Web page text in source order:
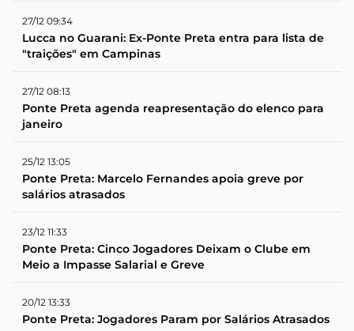
27/12 09:34
Lucca no Guarani: Ex-Ponte Preta entra para lista de
"traições" em Campinas
27/12 08:13
Ponte Preta agenda reapresentação do elenco para
janeiro
25/12 13:05
Ponte Preta: Marcelo Fernandes apoia greve por
salários atrasados
23/12 11:33
Ponte Preta: Cinco Jogadores Deixam o Clube em
Meio a Impasse Salarial e Greve
20/12 13:33
Ponte Preta: Jogadores Param por Salários Atrasados